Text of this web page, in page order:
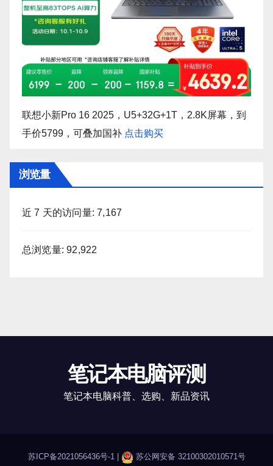
联想小新Pro 16 2025，U5+32G+1T，2.8K屏幕，到
手价5799，可叠加国补 点击购买
浏览量
近 7 天的访问量:7,167
总浏览量:92,922
笔记本电脑评测
笔记本电脑科普、选购、新品资讯
苏ICP备2021056436号-1 苏公网安备 32100302010571号